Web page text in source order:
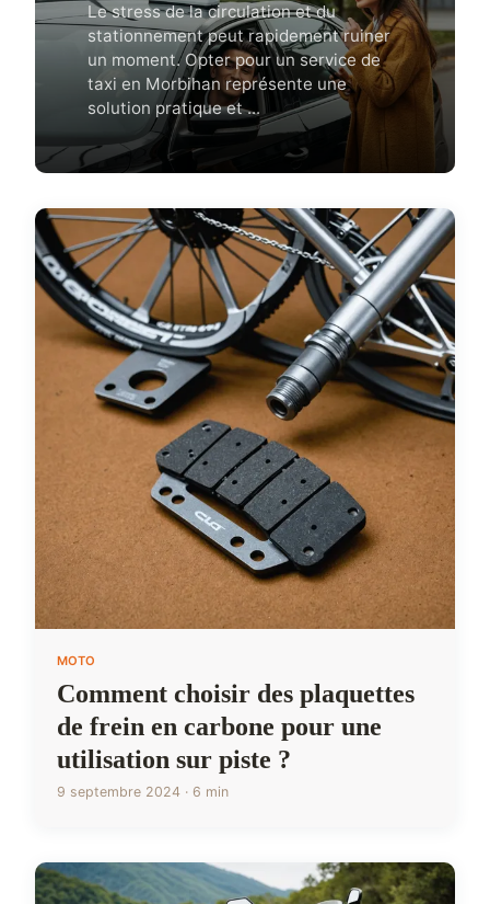
Le stress de la circulation et du
stationnement peut rapidement ruiner
un moment. Opter pour un service de
taxi en Morbihan représente une
solution pratique et ...
MOTO
Comment choisir des plaquettes
de frein en carbone pour une
utilisation sur piste ?
9 septembre 2024 · 6 min